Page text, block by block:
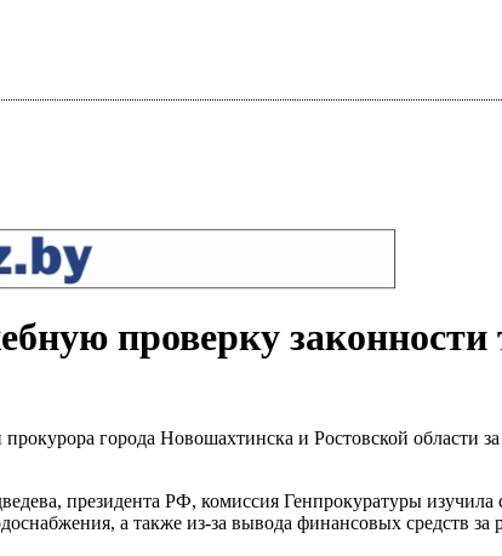
проверку
города Новошахтинска и Ростовской
президента РФ, комиссия Генпрокуратуры изучила
а также из-за вывода финансовых средств